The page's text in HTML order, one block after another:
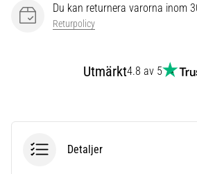
sägs
uthållighetsprestationen.
verkligen
Du kan returnera varorna inom
Returpolicy
Utmärkt4.8 av 5
Detaljer